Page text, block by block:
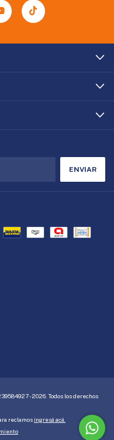
- 2026. Todos los derechos
reclamos ingresá acá.